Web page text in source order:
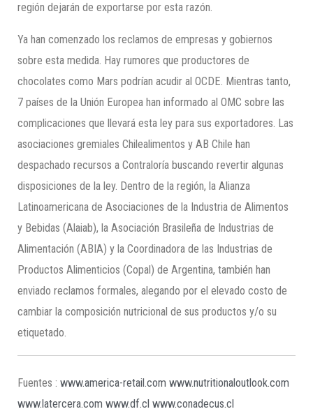
región dejarán de exportarse por esta razón.
Ya han comenzado los reclamos de empresas y gobiernos
sobre esta medida. Hay rumores que productores de
chocolates como Mars podrían acudir al OCDE. Mientras tanto,
7 países de la Unión Europea han informado al OMC sobre las
complicaciones que llevará esta ley para sus exportadores. Las
asociaciones gremiales Chilealimentos y AB Chile han
despachado recursos a Contraloría buscando revertir algunas
disposiciones de la ley. Dentro de la región, la Alianza
Latinoamericana de Asociaciones de la Industria de Alimentos
y Bebidas (Alaiab), la Asociación Brasileña de Industrias de
Alimentación (ABIA) y la Coordinadora de las Industrias de
Productos Alimenticios (Copal) de Argentina, también han
enviado reclamos formales, alegando por el elevado costo de
cambiar la composición nutricional de sus productos y/o su
etiquetado.
Fuentes : www.america-retail.com www.nutritionaloutlook.com
www.latercera.com www.df.cl www.conadecus.cl